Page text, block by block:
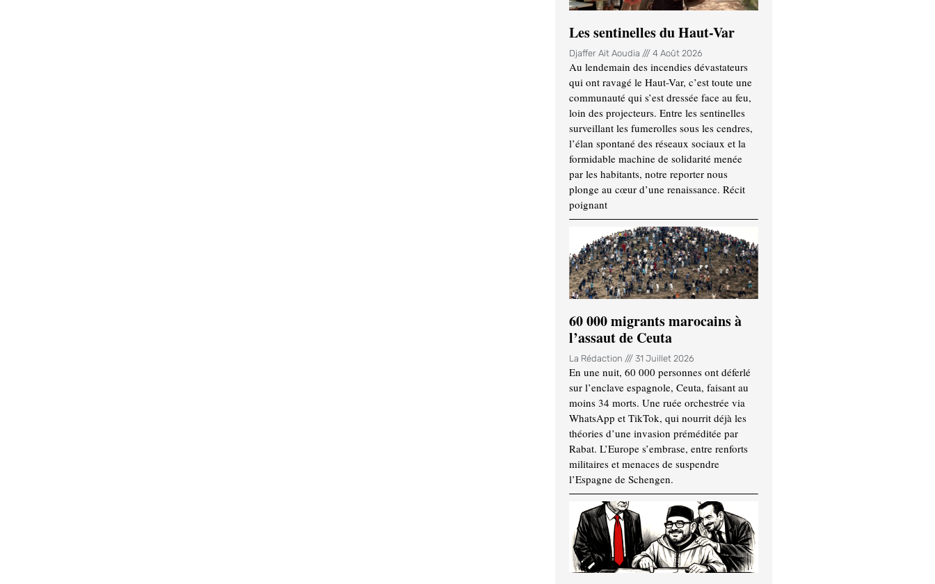
Les sentinelles du Haut-Var
Djaffer Ait Aoudia 4 Août 2026
Au lendemain des incendies dévastateurs
qui ont ravagé le Haut-Var, c’est toute une
communauté qui s’est dressée face au feu,
loin des projecteurs. Entre les sentinelles
surveillant les fumerolles sous les cendres,
l’élan spontané des réseaux sociaux et la
formidable machine de solidarité menée
par les habitants, notre reporter nous
plonge au cœur d’une renaissance. Récit
poignant
60 000 migrants marocains à
l’assaut de Ceuta
La Rédaction 31 Juillet 2026
En une nuit, 60 000 personnes ont déferlé
sur l’enclave espagnole, Ceuta, faisant au
moins 34 morts. Une ruée orchestrée via
WhatsApp et TikTok, qui nourrit déjà les
théories d’une invasion préméditée par
Rabat. L’Europe s’embrase, entre renforts
militaires et menaces de suspendre
l’Espagne de Schengen.